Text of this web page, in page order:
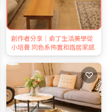
創作者分享｜俞丁生活美學從
小培養 同色系佈置和諧居家感
♡